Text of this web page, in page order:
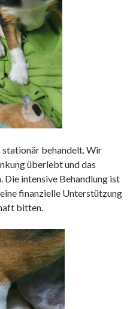
stationär behandelt. Wir
überlebt und das
Die intensive Behandlung ist
finanzielle Unterstützung
bitten.